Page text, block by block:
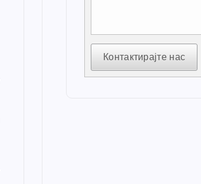
Контактирајте нас